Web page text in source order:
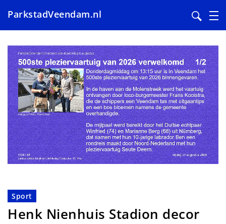
en
naar
de
inhoud
gaan
ParkstadVeendam.nl
Sport
Henk Nienhuis Stadion decor